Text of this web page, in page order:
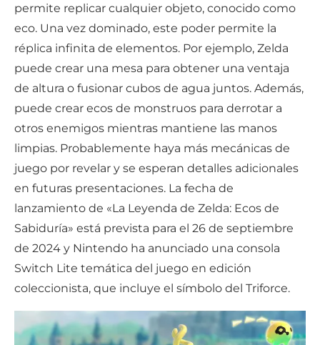
permite replicar cualquier objeto, conocido como
eco. Una vez dominado, este poder permite la
réplica infinita de elementos. Por ejemplo, Zelda
puede crear una mesa para obtener una ventaja
de altura o fusionar cubos de agua juntos. Además,
puede crear ecos de monstruos para derrotar a
otros enemigos mientras mantiene las manos
limpias. Probablemente haya más mecánicas de
juego por revelar y se esperan detalles adicionales
en futuras presentaciones. La fecha de
lanzamiento de «La Leyenda de Zelda: Ecos de
Sabiduría» está prevista para el 26 de septiembre
de 2024 y Nintendo ha anunciado una consola
Switch Lite temática del juego en edición
coleccionista, que incluye el símbolo del Triforce.